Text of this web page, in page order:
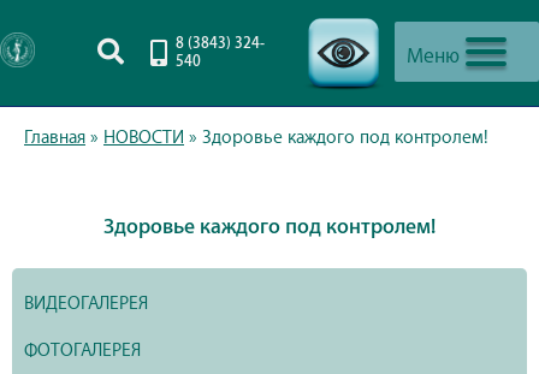
Меню
8 (3843) 324-
540
Главная » НОВОСТИ » Здоровье каждого под контролем!
Здоровье каждого под контролем!
ВИДЕОГАЛЕРЕЯ
ФОТОГАЛЕРЕЯ